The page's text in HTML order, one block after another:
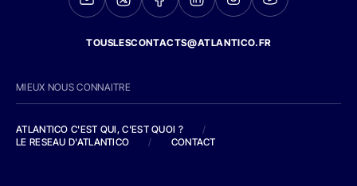
TOUSLESCONTACTS@ATLANTICO.FR
MIEUX NOUS CONNAITRE
ATLANTICO C'EST QUI, C'EST QUOI ?
/
LE RESEAU D'ATLANTICO
/ CONTACT